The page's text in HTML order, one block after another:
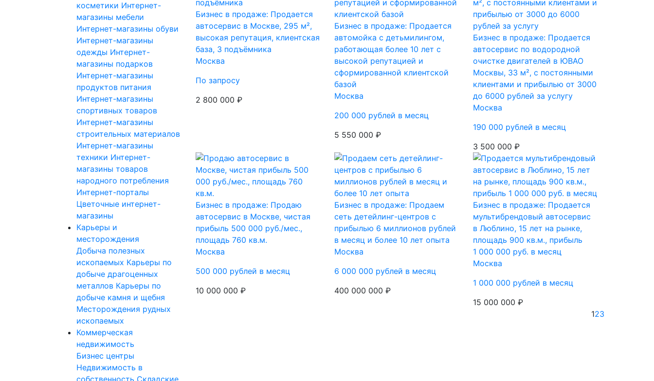
косметики Интернет-
магазины мебели
Интернет-магазины обуви
Интернет-магазины
одежды Интернет-
магазины подарков
Интернет-магазины
продуктов питания
Интернет-магазины
спортивных товаров
Интернет-магазины
строительных материалов
Интернет-магазины
техники Интернет-
магазины товаров
народного потребления
Интернет-порталы
Цветочные интернет-
магазины
Карьеры и
месторождения
Добыча полезных
ископаемых Карьеры по
добыче драгоценных
металлов Карьеры по
добыче камня и щебня
Месторождения рудных
ископаемых
Коммерческая
недвижимость
Бизнес центры
Недвижимость в
собственность Складские
Бизнес в продаже: Продается
автосервис в Москве, 295 м²,
высокая репутация, клиентская
база, 3 подъёмника
Москва
По запросу
2 800 000 ₽
Бизнес в продаже: Продается
автомойка с детьмилингом,
работающая более 10 лет с
высокой репутацией и
сформированной клиентской
базой
Москва
200 000 рублей в месяц
5 550 000 ₽
Бизнес в продаже: Продается
автосервис по водородной
очистке двигателей в ЮВАО
Москвы, 33 м², с постоянными
клиентами и прибылью от 3000
до 6000 рублей за услугу
Москва
190 000 рублей в месяц
3 500 000 ₽
Бизнес в продаже: Продаю
автосервис в Москве, чистая
прибыль 500 000 руб./мес.,
площадь 760 кв.м.
Москва
500 000 рублей в месяц
10 000 000 ₽
Бизнес в продаже: Продаем
сеть детейлинг-центров с
прибылью 6 миллионов рублей
в месяц и более 10 лет опыта
Москва
6 000 000 рублей в месяц
400 000 000 ₽
Бизнес в продаже: Продается
мультибрендовый автосервис
в Люблино, 15 лет на рынке,
площадь 900 кв.м., прибыль
1 000 000 руб. в месяц
Москва
1 000 000 рублей в месяц
15 000 000 ₽
123